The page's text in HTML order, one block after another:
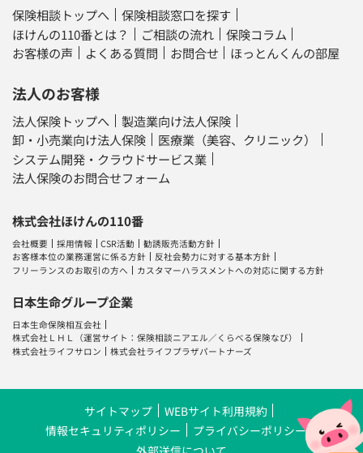
保険相談トップへ
保険相談窓口を探す
ほけんの110番とは？
ご相談の流れ
保険コラム
お客様の声
よくある質問 お問合せ ほっとんくんの部屋
法人のお客様
法人保険トップへ
製造業向け法人保険
卸・小売業向け法人保険
医療業（美容、クリニック）
システム開発・クラウドサービス業
法人保険のお問合せフォーム
株式会社ほけんの110番
会社概要 採用情報 CSR活動
勧誘販売活動方針
お客様本位の業務運営に係る方針
反社会勢力に対する基本方針
フリーランスのお取引の方へ
カスタマーハラスメントへの対応に関する方針
日本生命グループ企業
日本生命保険相互会社
株式会社ＬＨＬ （運営サイト：保険相談ニアエル／ くらべる保険なび）
株式会社ライフサロン
株式会社ライフプラザパートナーズ
サイトマップ
WEBサイト利用規約
情報セキュリティポリシー
プライバシーポリシー